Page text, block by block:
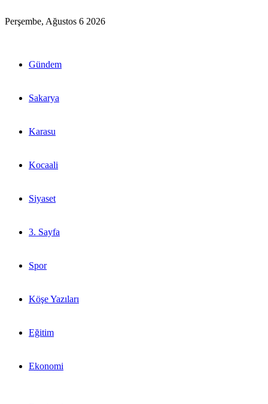
Perşembe, Ağustos 6 2026
Gündem
Sakarya
Karasu
Kocaali
Siyaset
3. Sayfa
Spor
Köşe Yazıları
Eğitim
Ekonomi